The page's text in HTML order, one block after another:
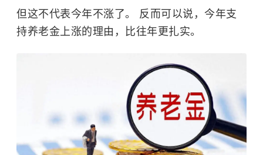
但这不代表今年不涨了。 反而可以说，今年支
持养老金上涨的理由，比往年更扎实。